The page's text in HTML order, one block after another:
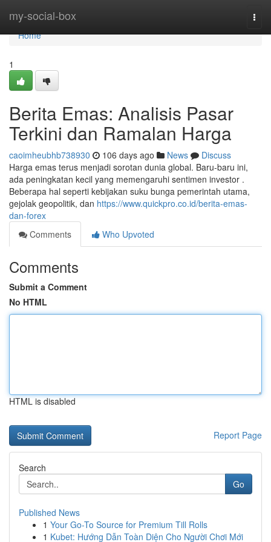
my-social-box
Home
Home
1
Berita Emas: Analisis Pasar
Terkini dan Ramalan Harga
caoimheubhb738930 106 days ago News
Discuss
Harga emas terus menjadi sorotan dunia global. Baru-baru ini,
ada peningkatan kecil yang memengaruhi sentimen investor .
Beberapa hal seperti kebijakan suku bunga pemerintah utama,
gejolak geopolitik, dan https://www.quickpro.co.id/berita-emas-
dan-forex
Comments
Who Upvoted
Comments
Submit a Comment
No HTML
HTML is disabled
Report Page
Search
Go
Published News
1 Your Go-To Source for Premium Till Rolls
1 Kubet: Hướng Dẫn Toàn Diện Cho Người Chơi Mới